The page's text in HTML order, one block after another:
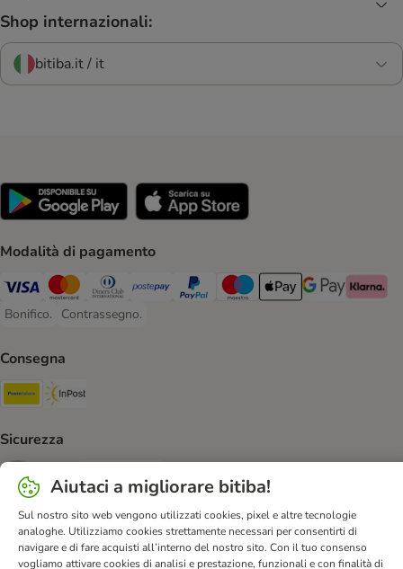
Shop internazionali:
bitiba.it / it
Modalità di pagamento
Visa. Payment Method
Mastercard. Payment Method
Diners Club. Payment Method
Postepay. Payment Method
PayPal. Payment Method
Maestro. Payment Method
Apple pay. Payment
Google Pay
Klarna
Bonifico.
Bonifico. Payment Method
Contrassegno.
Contrassegno. Payment Method
Consegna
Poste Italiane. Shipping Method
Sicurezza
Aiutaci a migliorare bitiba!
Sul nostro sito web vengono utilizzati cookies, pixel e altre tecnologie
analoghe. Utilizziamo cookies strettamente necessari per consentirti di
navigare e di fare acquisti all’interno del nostro sito. Con il tuo consenso
vogliamo attivare cookies di analisi e prestazione, funzionali e con finalità di